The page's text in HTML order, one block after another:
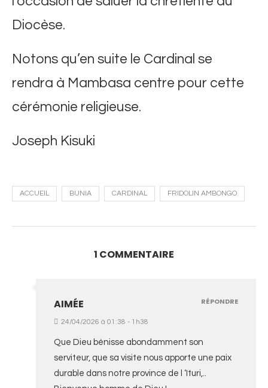
Diocèse.
Notons qu’en suite le Cardinal se
rendra à Mambasa centre pour cette
cérémonie religieuse.
Joseph Kisuki
ACCUEIL BUNIA CARDINAL FRIDOLIN AMBONGO
1 COMMENTAIRE
AIMÉE
24/04/2026 à 01:38 - 1h38
Que Dieu bénisse abondamment son
serviteur, que sa visite nous apporte une paix
durable dans notre province de l ‘Ituri,..
RÉPONDRE